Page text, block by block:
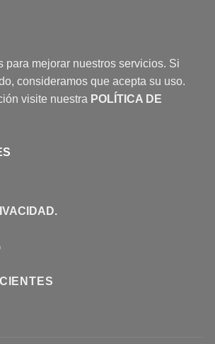
para mejorar nuestros servicios. Si
consideramos que acepta su uso.
visite nuestra POLÍTICA DE
.